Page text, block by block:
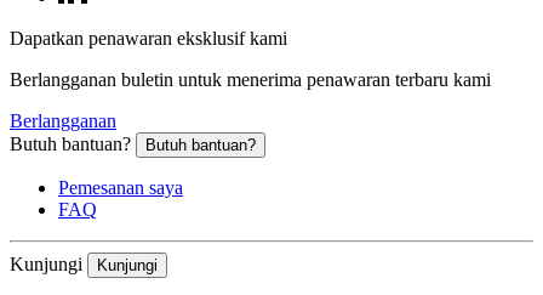
Dapatkan penawaran eksklusif kami
Berlangganan buletin untuk menerima penawaran terbaru kami
Berlangganan
Butuh bantuan?
Butuh bantuan?
Pemesanan saya
FAQ
Kunjungi Kunjungi